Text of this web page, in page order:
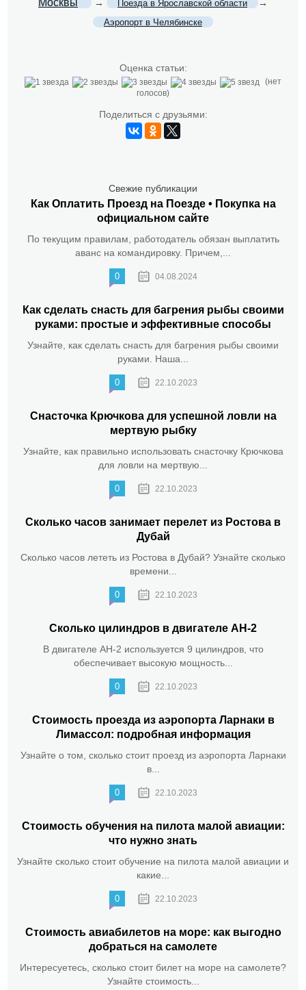
Москвы → Поезда в Ярославской области →
Аэропорт в Челябинске
Оценка статьи:
(нет
голосов)
Поделиться с друзьями:
Свежие публикации
Как Оплатить Проезд на Поезде • Покупка на
официальном сайте
По текущим правилам, работодатель обязан выплатить
аванс на командировку. Причем,...
0 04.08.2024
Как сделать снасть для багрения рыбы своими
руками: простые и эффективные способы
Узнайте, как сделать снасть для багрения рыбы своими
руками. Наша...
0 22.10.2023
Снасточка Крючкова для успешной ловли на
мертвую рыбку
Узнайте, как правильно использовать снасточку Крючкова
для ловли на мертвую...
0 22.10.2023
Сколько часов занимает перелет из Ростова в
Дубай
Сколько часов лететь из Ростова в Дубай? Узнайте сколько
времени...
0 22.10.2023
Сколько цилиндров в двигателе АН-2
В двигателе АН-2 используется 9 цилиндров, что
обеспечивает высокую мощность...
0 22.10.2023
Стоимость проезда из аэропорта Ларнаки в
Лимассол: подробная информация
Узнайте о том, сколько стоит проезд из аэропорта Ларнаки
в...
0 22.10.2023
Стоимость обучения на пилота малой авиации:
что нужно знать
Узнайте сколько стоит обучение на пилота малой авиации и
какие...
0 22.10.2023
Стоимость авиабилетов на море: как выгодно
добраться на самолете
Интересуетесь, сколько стоит билет на море на самолете?
Узнайте стоимость...